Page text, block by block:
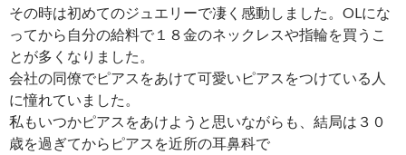
その時は初めてのジュエリーで凄く感動しました。OLにな
ってから自分の給料で１８金のネックレスや指輪を買うこ
とが多くなりました。
会社の同僚でピアスをあけて可愛いピアスをつけている人
に憧れていました。
私もいつかピアスをあけようと思いながらも、結局は３０
歳を過ぎてからピアスを近所の耳鼻科で